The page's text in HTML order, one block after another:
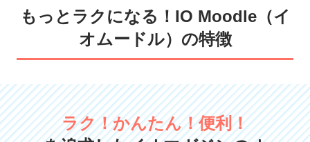
もっとラクになる！IO Moodle（イ
オムードル）の特徴
ラク！かんたん！便利！